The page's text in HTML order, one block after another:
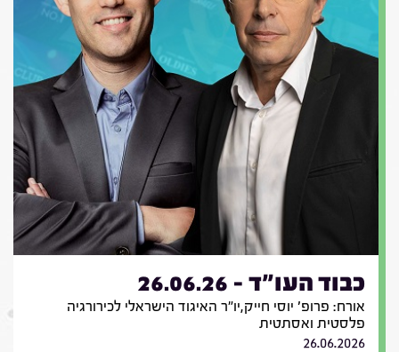
כבוד העו"ד - 26.06.26
אורח: פרופ' יוסי חייק,יו"ר האיגוד הישראלי לכירורגיה
פלסטית ואסתטית
26.06.2026